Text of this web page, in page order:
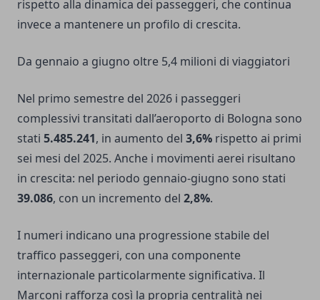
rispetto alla dinamica dei passeggeri, che continua
invece a mantenere un profilo di crescita.
Da gennaio a giugno oltre 5,4 milioni di viaggiatori
Nel primo semestre del 2026 i passeggeri
complessivi transitati dall’aeroporto di Bologna sono
stati 5.485.241, in aumento del 3,6% rispetto ai primi
sei mesi del 2025. Anche i movimenti aerei risultano
in crescita: nel periodo gennaio-giugno sono stati
39.086, con un incremento del 2,8%.
I numeri indicano una progressione stabile del
traffico passeggeri, con una componente
internazionale particolarmente significativa. Il
Marconi rafforza così la propria centralità nei